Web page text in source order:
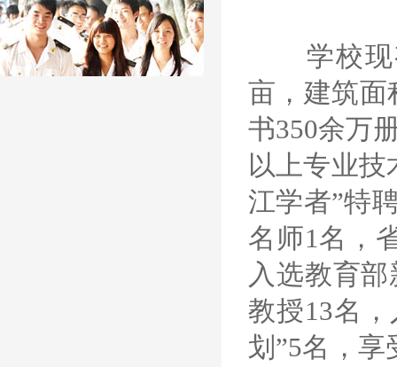
学校现有
亩，建筑面
书350余万
以上专业技
江学者”特
名师1名，
入选教育
教授13名
划”5名，